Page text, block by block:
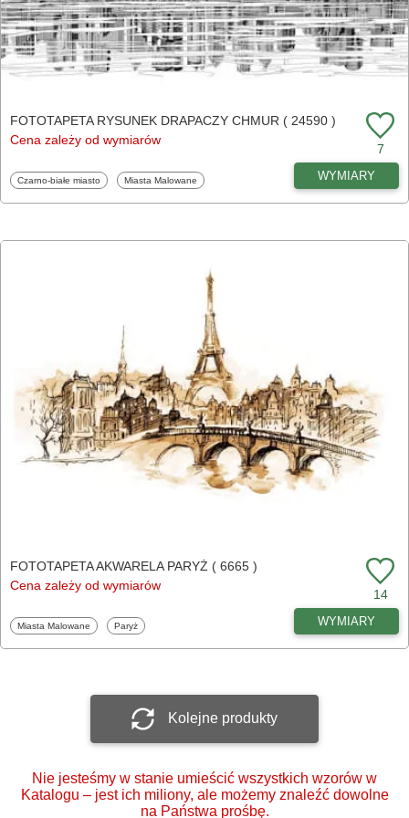
FOTOTAPETA RYSUNEK DRAPACZY CHMUR ( 24590 )
Cena zależy od wymiarów
7
Fototapety
Czarno-białe miasto Fototapety
Miasta Malowane WYMIARY
FOTOTAPETA AKWARELA PARYŻ ( 6665 )
Cena zależy od wymiarów
14
Fototapety
Miasta Malowane Fototapety
Paryż WYMIARY
Kolejne produkty
Nie jesteśmy w stanie umieścić wszystkich wzorów w
Katalogu – jest ich miliony, ale możemy znaleźć dowolne
na Państwa prośbę.